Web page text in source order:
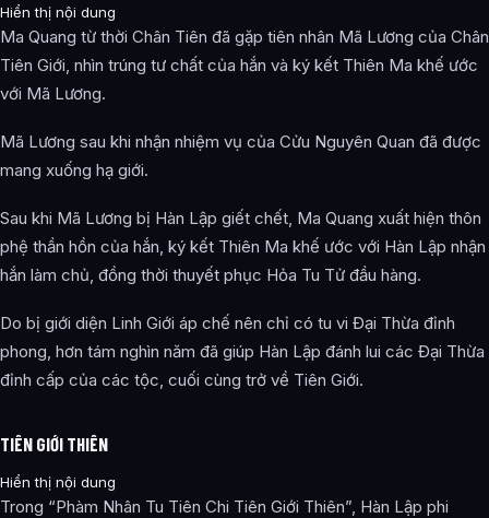
Hiển thị nội dung
Ma Quang từ thời Chân Tiên đã gặp tiên nhân Mã Lương của Chân
Tiên Giới, nhìn trúng tư chất của hắn và ký kết Thiên Ma khế ước
với Mã Lương.
Mã Lương sau khi nhận nhiệm vụ của Cửu Nguyên Quan đã được
mang xuống hạ giới.
Sau khi Mã Lương bị Hàn Lập giết chết, Ma Quang xuất hiện thôn
phệ thần hồn của hắn, ký kết Thiên Ma khế ước với Hàn Lập nhận
hắn làm chủ, đồng thời thuyết phục Hỏa Tu Tử đầu hàng.
Do bị giới diện Linh Giới áp chế nên chỉ có tu vi Đại Thừa đỉnh
phong, hơn tám nghìn năm đã giúp Hàn Lập đánh lui các Đại Thừa
đỉnh cấp của các tộc, cuối cùng trở về Tiên Giới.
TIÊN GIỚI THIÊN
Hiển thị nội dung
Trong “Phàm Nhân Tu Tiên Chi Tiên Giới Thiên”, Hàn Lập phi